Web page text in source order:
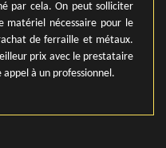
par cela. On peut solliciter
matériel nécessaire pour le
de ferraille et métaux.
prix avec le prestataire
appel à un professionnel.